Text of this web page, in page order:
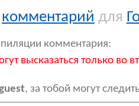
комментарий для
комментария:
высказаться только во
, за тобой могут